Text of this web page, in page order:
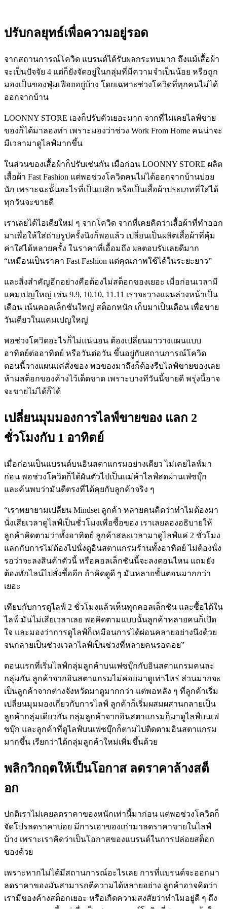
ปรับกลยุทธ์เพื่อความอยู่รอด
จากสถานการณ์โควิด แบรนด์ได้รับผลกระทบมาก ถึงแม้เสื้อผ้า
จะเป็นปัจจัย 4 แต่ก็ยังจัดอยู่ในกลุ่มที่มีความจำเป็นน้อย หรือถูก
มองเป็นของฟุ่มเฟือยอยู่บ้าง โดยเฉพาะช่วงโควิดที่ทุกคนไม่ได้
ออกจากบ้าน
LOONNY STORE เองก็ปรับตัวเยอะมาก จากที่ไม่เคยไลฟ์ขาย
ของก็ได้มาลองทำ เพราะมองว่าช่วง Work From Home คนน่าจะ
มีเวลามาดูไลฟ์มากขึ้น
ในส่วนของเสื้อผ้าก็ปรับเช่นกัน เมื่อก่อน LOONNY STORE ผลิต
เสื้อผ้า Fast Fashion แต่พอช่วงโควิดคนไม่ได้ออกจากบ้านบ่อย
นัก เพราะฉะนั้นอะไรที่เป็นเบสิก หรือเป็นเสื้อผ้าประเภทที่ใส่ได้
ทุกวันจะขายดี
เราเลยได้ไอเดียใหม่ ๆ จากโควิด จากที่เคยคิดว่าเสื้อผ้าที่ทำออก
มาเพื่อให้ใส่ถ่ายรูปครั้งนึงก็พอแล้ว เปลี่ยนเป็นผลิตเสื้อผ้าที่คุ้ม
ค่าใส่ได้หลายครั้ง ในราคาที่เอื้อมถึง ผลตอบรับเลยดีมาก
“เหมือนเป็นราคา Fast Fashion แต่คุณภาพใช้ได้ในระยะยาว”
และสิ่งสำคัญอีกอย่างคือต้องไม่สต็อกของเยอะ เมื่อก่อนเวลามี
แคมเปญใหญ่ เช่น 9.9, 10.10, 11.11 เราจะวางแผนล่วงหน้าเป็น
เดือน เน้นคอลเล็กชันใหญ่ สต็อกหนัก เก็บมาเป็นเดือน เพื่อขาย
วันเดียวในแคมเปญใหญ่
พอช่วงโควิดอะไรก็ไม่แน่นอน ต้องเปลี่ยนมาวางแผนแบบ
อาทิตย์ต่ออาทิตย์ หรือวันต่อวัน ขึ้นอยู่กับสถานการณ์โควิด
ตอนนี้วางแผนแค่สั่งของ พอของมาถึงก็ต้องรีบไลฟ์ขายของเลย
ห้ามสต็อกของค้างไว้เด็ดขาด เพราะบางทีวันนี้ขายดี พรุ่งนี้อาจ
จะขายไม่ได้ก็ได้
เปลี่ยนมุมมองการไลฟ์ขายของ แลก 2
ชั่วโมงกับ 1 อาทิตย์
เมื่อก่อนเป็นแบรนด์บนอินสตาแกรมอย่างเดียว ไม่เคยไลฟ์มา
ก่อน พอช่วงโควิดก็ได้ผันตัวไปเป็นแม่ค้าไลฟ์สดผ่านเฟซบุ๊ก
และค้นพบว่ามันดีตรงที่ได้คุยกับลูกค้าจริง ๆ
“เราพยายามเปลี่ยน Mindset ลูกค้า หลายคนคิดว่าทำไมต้องมา
นั่งเสียเวลาดูไลฟ์เป็นชั่วโมงเพื่อซื้อของ เราเลยลองอธิบายให้
ลูกค้าคิดตามว่าทั้งอาทิตย์ ลูกค้าสละเวลามาดูไลฟ์แค่ 2 ชั่วโมง
แลกกับการไม่ต้องไปนั่งดูอินสตาแกรมร้านทั้งอาทิตย์ ไม่ต้องนั่ง
รอว่าจะลงสินค้าตัวนี้ หรือคอลเล็กชันนี้จะลงตอนไหน แถมยัง
ต้องทักไลน์ไปสั่งซื้ออีก ถ้าคิดดูดี ๆ มันหลายขั้นตอนมากกว่า
เยอะ
เทียบกับการดูไลฟ์ 2 ชั่วโมงแล้วเห็นทุกคอลเล็กชัน และซื้อได้ใน
ไลฟ์ มันไม่เสียเวลาเลย พอคิดตามแบบนั้นลูกค้าหลายคนก็เปิด
ใจ และมองว่าการดูไลฟ์ก็เหมือนการได้ผ่อนคลายอย่างนึงด้วย
จนกลายเป็นช่วงเวลาไลฟ์เป็นช่วงที่หลายคนรอคอย”
ตอนแรกที่เริ่มไลฟ์กลุ่มลูกค้าบนเฟซบุ๊กกับอินสตาแกรมคนละ
กลุ่มกัน ลูกค้าจากอินสตาแกรมไม่ค่อยมาดูเท่าไหร่ ส่วนมากจะ
เป็นลูกค้าจากต่างจังหวัดมาดูมากกว่า แต่พอหลัง ๆ ที่ลูกค้าเริ่ม
เปลี่ยนมุมมองเกี่ยวกับการไลฟ์ ลูกค้าก็เริ่มผสมผสานกลายเป็น
ลูกค้ากลุ่มเดียวกัน กลุ่มลูกค้าจากอินสตาแกรมก็มาดูไลฟ์บนเฟ
ซบุ๊ก และลูกค้าที่ดูไลฟ์บนเฟซบุ๊กก็ตามไปติดตามอินสตาแกรม
มากขึ้น เรียกว่าได้กลุ่มลูกค้าใหม่เพิ่มขึ้นด้วย
พลิกวิกฤตให้เป็นโอกาส ลดราคาล้างสต็
อก
ปกติเราไม่เคยลดราคาของหนักเท่านี้มาก่อน แต่พอช่วงโควิดก็
จัดโปรลดราคาบ่อย มีการเอาของเก่ามาลดราคาขายในไลฟ์
บ้าง เพราะเราคิดว่าเป็นโอกาสของแบรนด์ในการปล่อยสต็อก
ของด้วย
เพราะหากไม่ได้มีสถานการณ์อะไรเลย การที่แบรนด์จะออกมา
ลดราคาของมันสามารถตีความได้หลายอย่าง ลูกค้าอาจคิดว่า
เรามีของค้างสต็อกเยอะ หรือเกิดความสงสัยว่าทำไมอยู่ดี ๆ ถึง